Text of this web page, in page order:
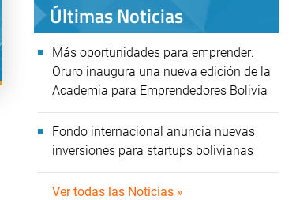
Últimas Noticias
Más oportunidades para emprender:
Oruro inaugura una nueva edición de la
Academia para Emprendedores Bolivia
Fondo internacional anuncia nuevas
inversiones para startups bolivianas
Ver todas las Noticias »